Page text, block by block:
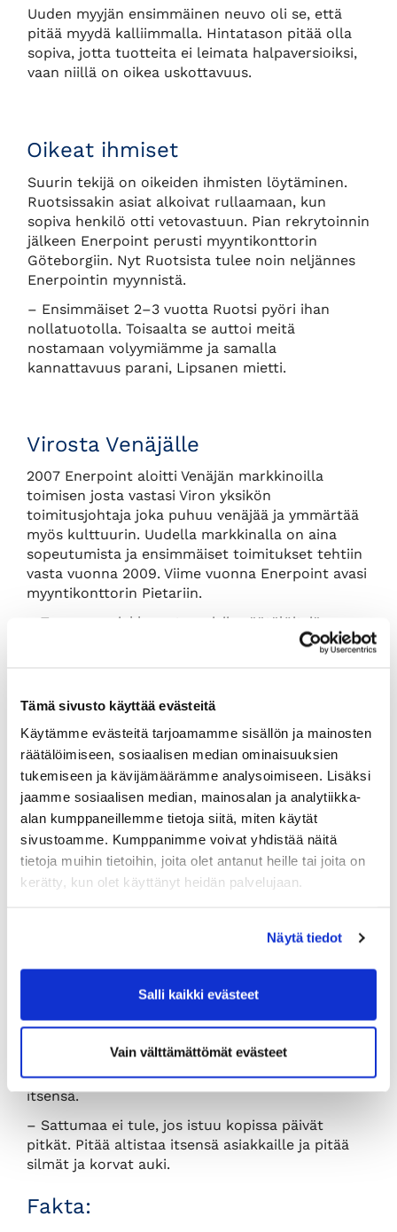
Tämä sivusto käyttää evästeitä
Käytämme evästeitä tarjoamamme sisällön ja mainosten
räätälöimiseen, sosiaalisen median ominaisuuksien
tukemiseen ja kävijämäärämme analysoimiseen. Lisäksi
jaamme sosiaalisen median, mainosalan ja analytiikka-
alan kumppaneillemme tietoja siitä, miten käytät
sivustoamme. Kumppanimme voivat yhdistää näitä
tietoja muihin tietoihin, joita olet antanut heille tai joita on
kerätty, kun olet käyttänyt heidän palvelujaan.
Näytä tiedot
Salli kaikki evästeet
Vain välttämättömät evästeet
Uuden myyjän ensimmäinen neuvo oli se, että
pitää myydä kalliimmalla. Hintatason pitää olla
sopiva, jotta tuotteita ei leimata halpaversioiksi,
vaan niillä on oikea uskottavuus.
Oikeat ihmiset
Suurin tekijä on oikeiden ihmisten löytäminen.
Ruotsissakin asiat alkoivat rullaamaan, kun
sopiva henkilö otti vetovastuun. Pian rekrytoinnin
jälkeen Enerpoint perusti myyntikonttorin
Göteborgiin. Nyt Ruotsista tulee noin neljännes
Enerpointin myynnistä.
– Ensimmäiset 2–3 vuotta Ruotsi pyöri ihan
nollatuotolla. Toisaalta se auttoi meitä
nostamaan volyymiämme ja samalla
kannattavuus parani, Lipsanen mietti.
Virosta Venäjälle
2007 Enerpoint aloitti Venäjän markkinoilla
toimisen josta vastasi Viron yksikön
toimitusjohtaja joka puhuu venäjää ja ymmärtää
myös kulttuurin. Uudella markkinalla on aina
sopeutumista ja ensimmäiset toimitukset tehtiin
vasta vuonna 2009. Viime vuonna Enerpoint avasi
myyntikonttorin Pietariin.
– Teemme asiakkaan tarpeisiin räätälöityjä
tuotteita, mutta Venäjää varten saatamme joutua
suunnittelua ja tuotteen kehittämistä kahta
Venäjällä on myös tärkeää päästä suoraan
asioista päättävien ihmisten luokse. Tuntematta
ihmisiä saa vastaansa vain sihteerin, jonka tärkein
tehtävä on pitää kaupustelijat loitolla.
Kiina jäämässä sivuosaan
Enerpointilla on edelleen yhteisyritys
– Kiinassa tuottavuutta on hankala parantaa ja
palkkataso nousee koko ajan. Kiinassa
toimintatavat ovat niin erilaiset, ja se vie
kansainvälisten askelten ottamisessa, niin
Lipsasen mukaan sattumallekin voi altistaa
itsensä.
– Sattumaa ei tule, jos istuu kopissa päivät
pitkät. Pitää altistaa itsensä asiakkaille ja pitää
silmät ja korvat auki.
Fakta: